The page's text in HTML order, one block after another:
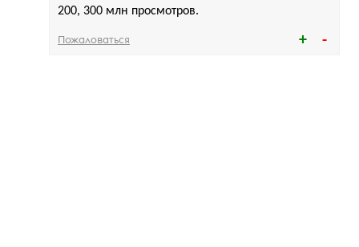
200, 300 млн просмотров.
Пожаловаться